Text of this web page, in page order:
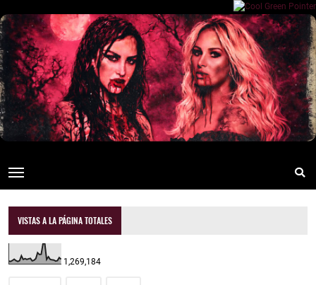
VISTAS A LA PÁGINA TOTALES
1,269,184